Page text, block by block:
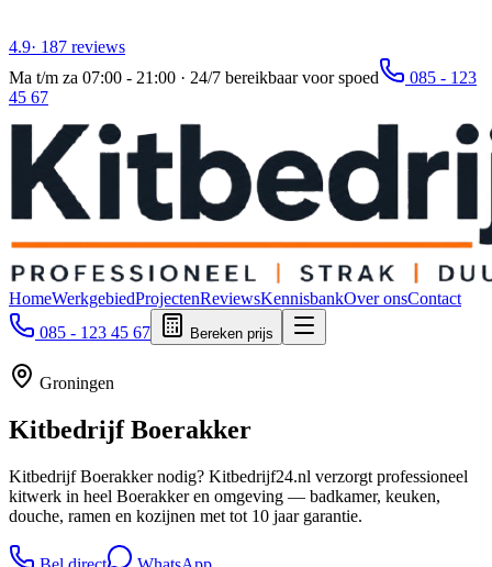
4.9· 187 reviews
Ma t/m za 07:00 - 21:00 · 24/7 bereikbaar voor spoed
085 - 123
45 67
HomeWerkgebiedProjectenReviewsKennisbankOver onsContact
085 - 123 45 67
Bereken prijs
Groningen
KitbedrijfBoerakker
Kitbedrijf Boerakker nodig? Kitbedrijf24.nl verzorgt professioneel
kitwerk in heel Boerakker en omgeving — badkamer, keuken,
douche, ramen en kozijnen met tot 10 jaar garantie.